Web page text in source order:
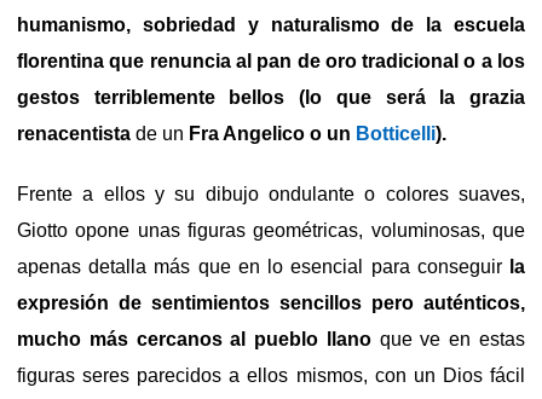
humanismo, sobriedad y naturalismo de la escuela
florentina que renuncia al pan de oro tradicional o a los
gestos terriblemente bellos (lo que será la grazia
renacentista de un Fra Angelico o un Botticelli).
Frente a ellos y su dibujo ondulante o colores suaves,
Giotto opone unas figuras geométricas, voluminosas, que
apenas detalla más que en lo esencial para conseguir la
expresión de sentimientos sencillos pero auténticos,
mucho más cercanos al pueblo llanoque ve en estas
figuras seres parecidos a ellos mismos, con un Dios fácil